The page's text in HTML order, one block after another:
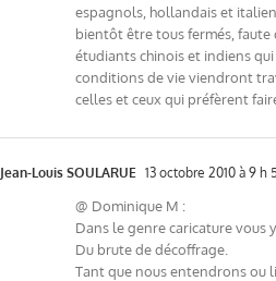
espagnols, hollandais et
bientôt être tous fermés,
étudiants chinois et indiens
conditions de vie viendront
celles et ceux qui préfèrent
Jean-Louis SOULARUE 13 octobre 2010 à 9 h
@ Dominique M :
Dans le genre caricature vous
Du brute de décoffrage.
Tant que nous entendrons ou